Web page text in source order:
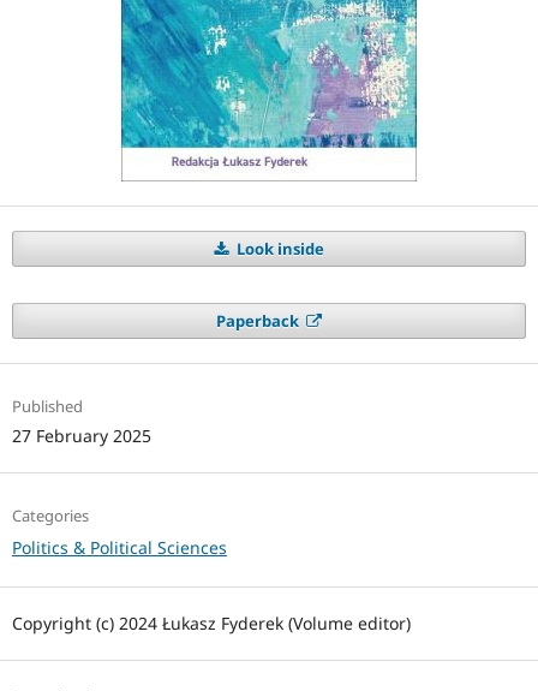
Look inside
Paperback
Published
27 February 2025
Categories
Politics & Political Sciences
Copyright (c) 2024 Łukasz Fyderek (Volume editor)